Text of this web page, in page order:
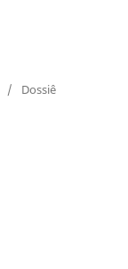
/ Dossiê